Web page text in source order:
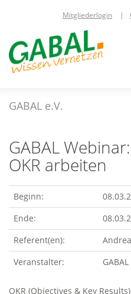
content
Mitgliederlogin |
GABAL e.V.
GABAL
OKR arbeiten
Beginn:
Ende:
Referent(en):
Veranstalter:
GABAL
OKR (Objectives & Key